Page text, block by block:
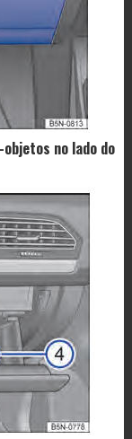
no lado do